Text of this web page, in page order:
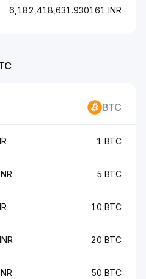
6,182,418,631.930161 INR
BTC
1 BTC
5 BTC
10 BTC
20 BTC
50 BTC